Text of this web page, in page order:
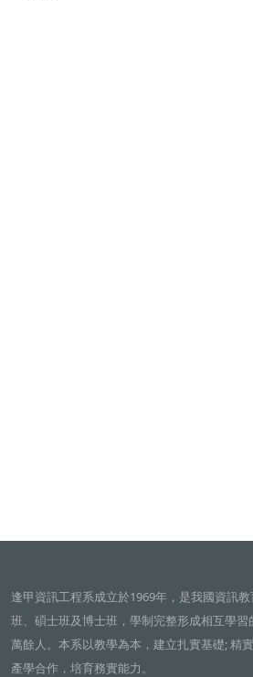
逢甲資訊工程系成立於1969年，是我國資訊
班、碩士班及博士班，學制完整形成相互學
萬餘人。本系以教學為本，建立扎實基礎; 精
產學合作，培育務實能力。